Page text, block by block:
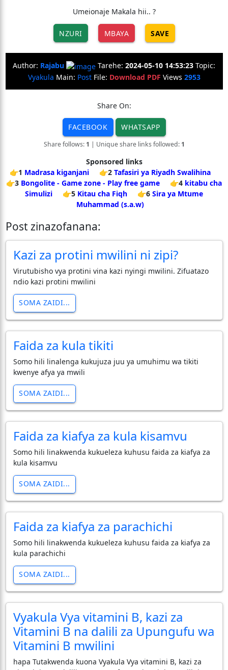
Umeionaje Makala hii.. ?
NZURI MBAYA SAVE
Author: Rajabu Tarehe: 2024-05-10 14:53:23 Topic:
Vyakula Main: PostFile: Download PDF Views 2953
Share On:
FACEBOOK WHATSAPP
Share follows: 1 | Unique share links followed: 1
Sponsored links
👉1 Madrasa kiganjani 👉2 Tafasiri ya Riyadh Swalihina
👉3 Bongolite - Game zone - Play free game 👉4 kitabu cha
Simulizi
👉5 Kitau cha Fiqh 👉6 Sira ya Mtume
Muhammad (s.a.w)
Post zinazofanana:
Kazi za protini mwilini ni zipi?
Virutubisho vya protini vina kazi nyingi mwilini. Zifuatazo
ndio kazi protini mwilini
SOMA ZAIDI...
Faida za kula tikiti
Somo hili linalenga kukujuza juu ya umuhimu wa tikiti
kwenye afya ya mwili
SOMA ZAIDI...
Faida za kiafya za kula kisamvu
Somo hili linakwenda kukueleza kuhusu faida za kiafya za
kula kisamvu
SOMA ZAIDI...
Faida za kiafya za parachichi
Somo hili linakwenda kukueleza kuhusu faida za kiafya za
kula parachichi
SOMA ZAIDI...
Vyakula Vya vitamini B, kazi za
Vitamini B na dalili za Upungufu wa
Vitamini B mwilini
hapa Tutakwenda kuona Vyakula Vya vitamini B, kazi za